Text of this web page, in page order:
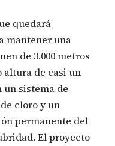
quedará
mantener una
de 3.000 metros
altura de casi un
sistema de
cloro y un
permanente del
El proyecto